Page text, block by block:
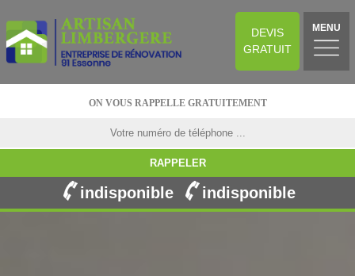
DEVIS
GRATUIT
MENU
ON VOUS RAPPELLE GRATUITEMENT
indisponible indisponible